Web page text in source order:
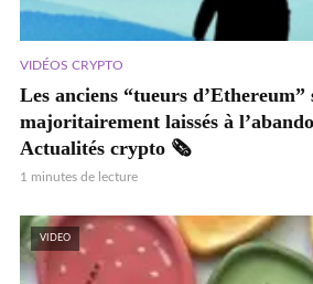
VIDÉOS CRYPTO
Les anciens “tueurs d’Ethereum”
majoritairement laissés à
Actualités crypto 🗞️
1 minutes de lecture
VIDEO